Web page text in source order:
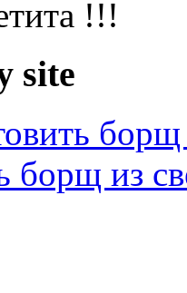
!!!
site
борщ из